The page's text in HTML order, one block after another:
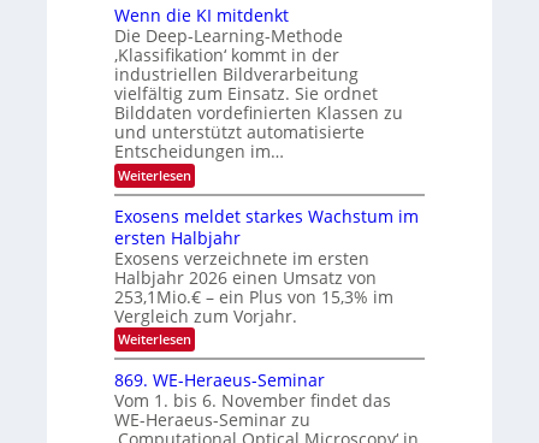
N
T
e
c
h
T
a
l
k
s
n
a
u
d
e
r
V
I
S
I
O
N
2
0
2
6
u
n
g
z
u
E
l
e
k
t
r
o
n
i
k
-
u
n
d
Wenn die KI mitdenkt
Die Deep-Learning-Methode
‚Klassifikation‘ kommt in der
industriellen Bildverarbeitung
vielfältig zum Einsatz. Sie ordnet
Bilddaten vordefinierten Klassen zu
und unterstützt automatisierte
Entscheidungen im…
Weiterlesen:
W
n
n
d
i
e
K
I
m
i
t
d
e
n
Exosens meldet starkes Wachstum im
ersten Halbjahr
Exosens verzeichnete im ersten
Halbjahr 2026 einen Umsatz von
253,1Mio.€ – ein Plus von 15,3% im
Vergleich zum Vorjahr.
Weiterlesen:
E
x
o
s
e
n
869. WE-Heraeus-Seminar
Vom 1. bis 6. November findet das
WE-Heraeus-Seminar zu